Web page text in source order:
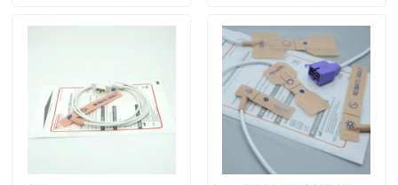
Fabrieksreis